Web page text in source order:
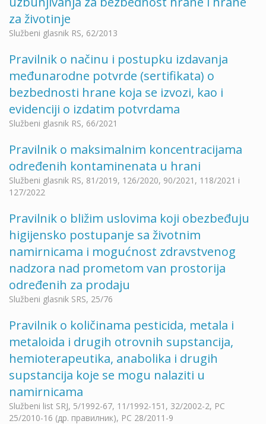
za životinje
Službeni glasnik RS, 62/2013
Pravilnik o načinu i postupku izdavanja
međunarodne potvrde (sertifikata) o
bezbednosti hrane koja se izvozi, kao i
evidenciji o izdatim potvrdama
Službeni glasnik RS, 66/2021
Pravilnik o maksimalnim koncentracijama
određenih kontaminenata u hrani
Službeni glasnik RS, 81/2019, 126/2020, 90/2021, 118/2021 i
127/2022
Pravilnik o bližim uslovima koji obezbeđuju
higijensko postupanje sa životnim
namirnicama i mogućnost zdravstvenog
nadzora nad prometom van prostorija
određenih za prodaju
Službeni glasnik SRS, 25/76
Pravilnik o količinama pesticida, metala i
metaloida i drugih otrovnih supstancija,
hemioterapeutika, anabolika i drugih
supstancija koje se mogu nalaziti u
namirnicama
Službeni list SRJ, 5/1992-67, 11/1992-151, 32/2002-2, РС
25/2010-16 (др. правилник), РС 28/2011-9